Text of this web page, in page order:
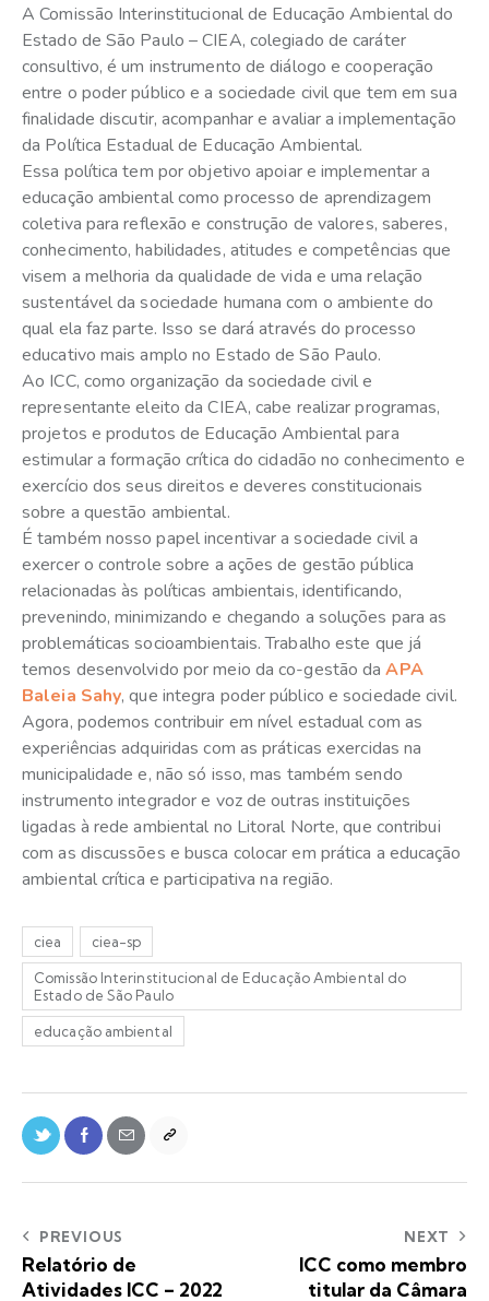
A Comissão Interinstitucional de Educação Ambiental do
Estado de São Paulo – CIEA, colegiado de caráter
consultivo, é um instrumento de diálogo e cooperação
entre o poder público e a sociedade civil que tem em sua
finalidade discutir, acompanhar e avaliar a implementação
da Política Estadual de Educação Ambiental.
Essa política tem por objetivo apoiar e implementar a
educação ambiental como processo de aprendizagem
coletiva para reflexão e construção de valores, saberes,
conhecimento, habilidades, atitudes e competências que
visem a melhoria da qualidade de vida e uma relação
sustentável da sociedade humana com o ambiente do
qual ela faz parte. Isso se dará através do processo
educativo mais amplo no Estado de São Paulo.
Ao ICC, como organização da sociedade civil e
representante eleito da CIEA, cabe realizar programas,
projetos e produtos de Educação Ambiental para
estimular a formação crítica do cidadão no conhecimento e
exercício dos seus direitos e deveres constitucionais
sobre a questão ambiental.
É também nosso papel incentivar a sociedade civil a
exercer o controle sobre a ações de gestão pública
relacionadas às políticas ambientais, identificando,
prevenindo, minimizando e chegando a soluções para as
problemáticas socioambientais. Trabalho este que já
temos desenvolvido por meio da co-gestão daAPA
Baleia Sahy, que integra poder público e sociedade civil.
Agora, podemos contribuir em nível estadual com as
experiências adquiridas com as práticas exercidas na
municipalidade e, não só isso, mas também sendo
instrumento integrador e voz de outras instituições
ligadas à rede ambiental no Litoral Norte, que contribui
com as discussões e busca colocar em prática a educação
ambiental crítica e participativa na região.
ciea ciea-sp
Comissão Interinstitucional de Educação Ambiental do
Estado de São Paulo
educação ambiental
PREVIOUS
Relatório de
Atividades ICC – 2022
NEXT
ICC como membro
titular da Câmara